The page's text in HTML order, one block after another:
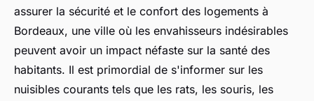
assurer la sécurité et le confort des logements à
Bordeaux, une ville où les envahisseurs indésirables
peuvent avoir un impact néfaste sur la santé des
habitants. Il est primordial de s'informer sur les
nuisibles courants tels que les rats, les souris, les